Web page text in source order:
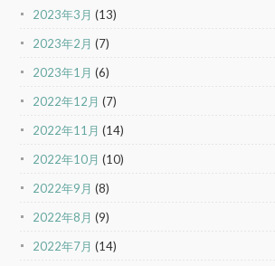
2023年3月 (13)
2023年2月 (7)
2023年1月 (6)
2022年12月 (7)
2022年11月 (14)
2022年10月 (10)
2022年9月 (8)
2022年8月 (9)
2022年7月 (14)